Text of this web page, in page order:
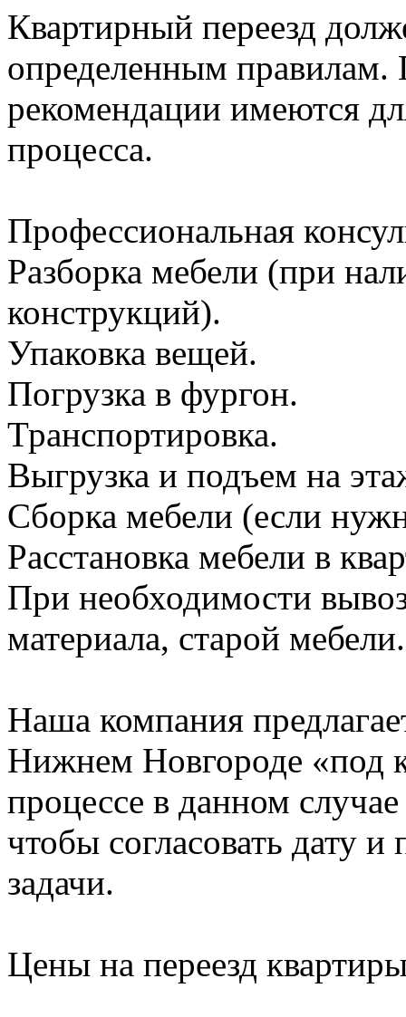
Квартирный переезд
определенным правилам.
рекомендации имеются
процесса.
Профессиональная
Разборка мебели (при
конструкций).
Упаковка вещей.
Погрузка в фургон.
Транспортировка.
Выгрузка и подъем на
Сборка мебели (если
Расстановка мебели в
При необходимости
материала, старой мебели.
Наша компания
Нижнем Новгороде «под
процессе в данном
чтобы согласовать дату
задачи.
Цены на переезд